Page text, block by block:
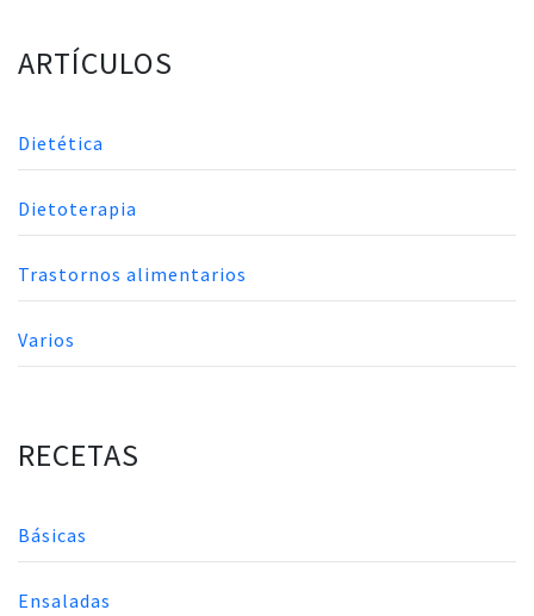
ARTÍCULOS
Dietética
Dietoterapia
Trastornos alimentarios
Varios
RECETAS
Básicas
Ensaladas